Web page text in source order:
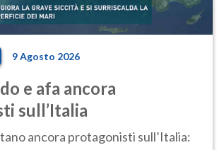
9 Agosto 2026
e afa ancora
sull’Italia
ancora protagonisti sull’Italia: